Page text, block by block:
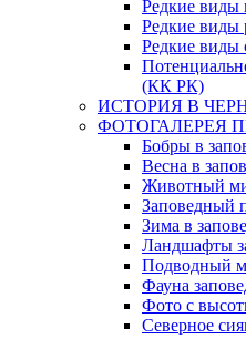
Редкие виды
Редкие виды
Редкие виды
(КК РК)
ИСТОРИЯ В
ФОТОГАЛЕРЕЯ
Бобры в
Весна в
Животный
Заповедный
Зима в
Ландшафты
Подводный
Фауна
Фото с
Северное